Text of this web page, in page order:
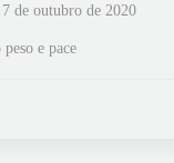
7 de outubro de 2020
e pace